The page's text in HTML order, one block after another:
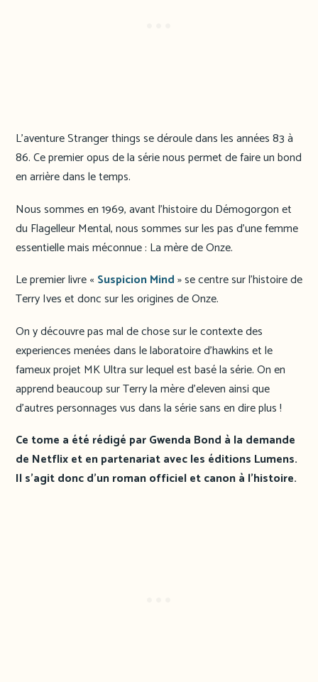
L’aventure Stranger things se déroule dans les années 83 à
86. Ce premier opus de la série nous permet de faire un bond
en arrière dans le temps.
Nous sommes en 1969, avant l’histoire du Démogorgon et
du Flagelleur Mental, nous sommes sur les pas d’une femme
essentielle mais méconnue : La mère de Onze.
Le premier livre « Suspicion Mind» se centre sur l’histoire de
Terry Ives et donc sur les origines de Onze.
On y découvre pas mal de chose sur le contexte des
experiences menées dans le laboratoire d’hawkins et le
fameux projet MK Ultra sur lequel est basé la série. On en
apprend beaucoup sur Terry la mère d’eleven ainsi que
d’autres personnages vus dans la série sans en dire plus !
Ce tome a été rédigé par Gwenda Bond à la demande
de Netflix et en partenariat avec les éditions Lumens.
Il s’agit donc d’un roman officiel et canon à l’histoire.